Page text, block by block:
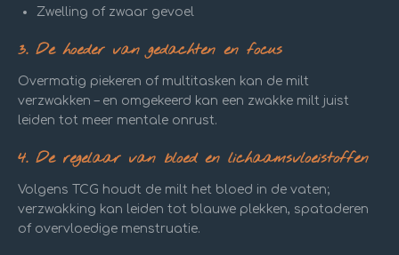
Zwelling of zwaar gevoel
3. De hoeder van gedachten en focus
Overmatig piekeren of multitasken kan de milt
verzwakken – en omgekeerd kan een zwakke milt juist
leiden tot meer mentale onrust.
4. De regelaar van bloed en lichaamsvloeistoffen
Volgens TCG houdt de milt het bloed in de vaten;
verzwakking kan leiden tot blauwe plekken, spataderen
of overvloedige menstruatie.